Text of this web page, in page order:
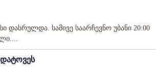
დასრულდა. სამივე საარჩევნო უბანი 20:00
დატოვეს